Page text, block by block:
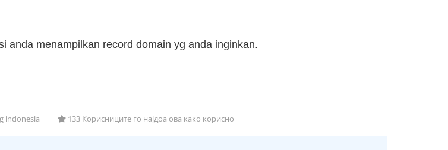
anda menampilkan record domain yg anda inginkan.
indonesia 133 Корисниците го најдоа ова како корисно